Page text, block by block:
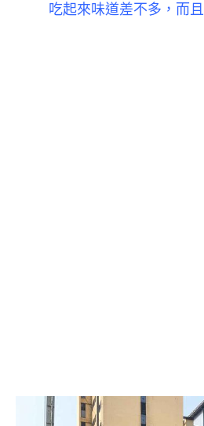
吃起來味道差不多，而